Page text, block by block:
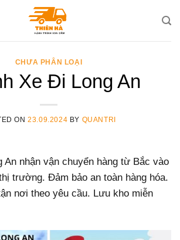
CHƯA PHÂN LOẠI
Xe Đi Long An
ON23.09.2024 BY QUANTRI
An nhận vận chuyển hàng từ Bắc vào
trường. Đảm bảo an toàn hàng hóa.
nơi theo yêu cầu. Lưu kho miễn